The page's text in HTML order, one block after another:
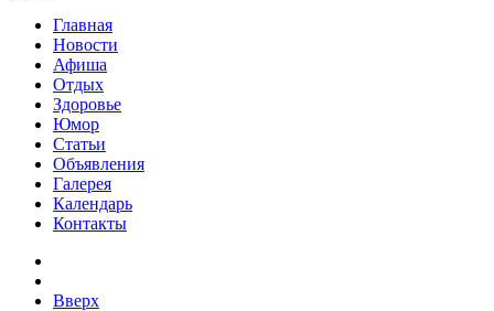
Главная
Новости
Афиша
Отдых
Здоровье
Юмор
Статьи
Объявления
Галерея
Календарь
Контакты
Вверх